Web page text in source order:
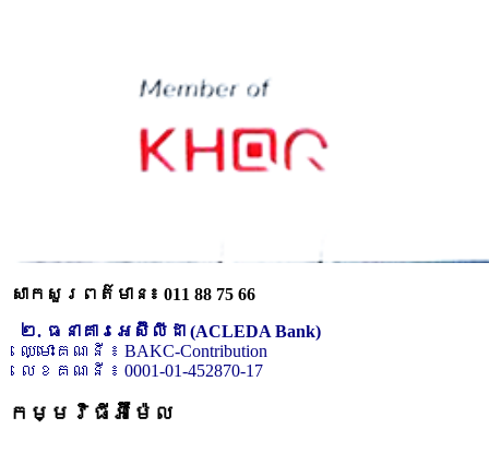
សាកសួរពត៌មាន៖ 011 88 75 66
២. ធនាគារអេស៊ីលីដា (ACLEDA Bank)
ឈ្មោះគណនី ៖ BAKC-Contribution
លេខគណនី ៖ 0001-01-452870-17
កម្មវិធីអ៊ីម៉ែល